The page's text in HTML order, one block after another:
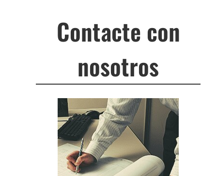
Contacte con
nosotros